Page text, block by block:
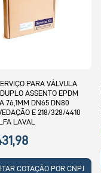
PARA VÁLVULA
ASSENTO EPDM
76,1MM DN65 DN80
E 218/328/4410
LAVAL
COTAÇÃO POR CNPJ